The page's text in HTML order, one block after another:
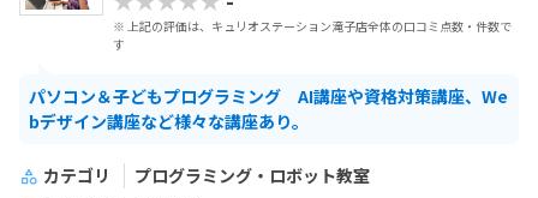
※ 上記の評価は、キュリオステーション滝子店全体の口コミ点数・件数で
す
パソコン＆子どもプログラミング AI講座や資格対策講座、We
bデザイン講座など様々な講座あり。
カテゴリ
プログラミング・ロボット教室